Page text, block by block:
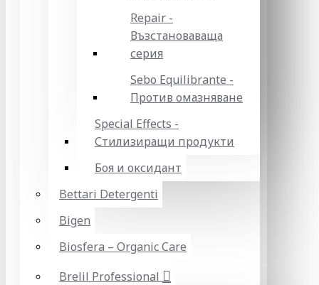
Repair -
Възстановаваща
серия
Sebo Equilibrante -
Против омазняване
Special Effects -
Стилизиращи продукти
Боя и оксидант
Bettari Detergenti
Bigen
Biosfera – Organic Care
Brelil Professional